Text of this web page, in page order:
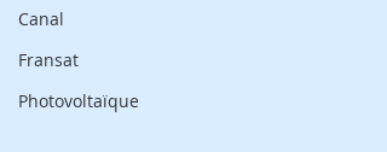
Canal
Fransat
Photovoltaïque